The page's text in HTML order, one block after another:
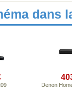
dans
Denon